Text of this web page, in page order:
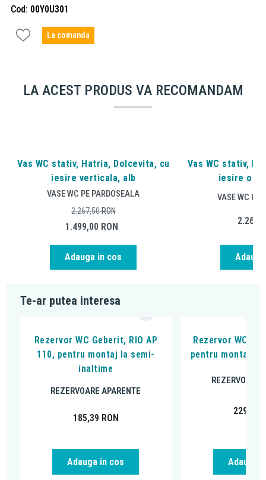
Cod 00Y0U301
La comanda
LA ACEST PRODUS VA RECOMANDAM
Vas WC stativ, Hatria, Dolcevita, cu
iesire verticala, alb
VASE WC PE PARDOSEALA
1.499,00 RON
2.267,50RON
Adauga in cos
Vas WC stativ,
iesire
VASE WC PE
Te-ar putea interesa
Rezervor WC Geberit, RIO AP
110, pentru montaj la semi-
inaltime
REZERVOARE APARENTE
185,39 RON
Adauga in cos
Rezervor WC
pentru montaj la
REZERVOARE
229,56
Adauga